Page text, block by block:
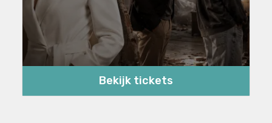
Bekijk tickets